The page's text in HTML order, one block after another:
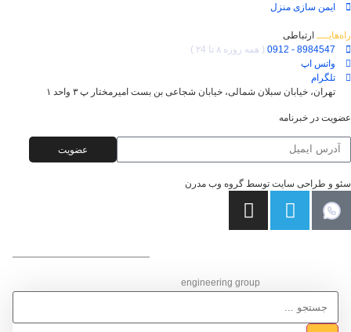
ایمن سازی منزل
راه‌هایــــ ارتباطی
8984547 - 0912
( همه روزه ۸ تا ۲4 )
واتس اپ
تلگرام
تهران، خیابان سبلان شمالی، خیابان شجاعی بن بست امیرمختار پ ۳ واحد ۱
عضویت در خبرنامه
عضویت
سئو و طراحی سایت توسط گروه وب مدرن
engineering group